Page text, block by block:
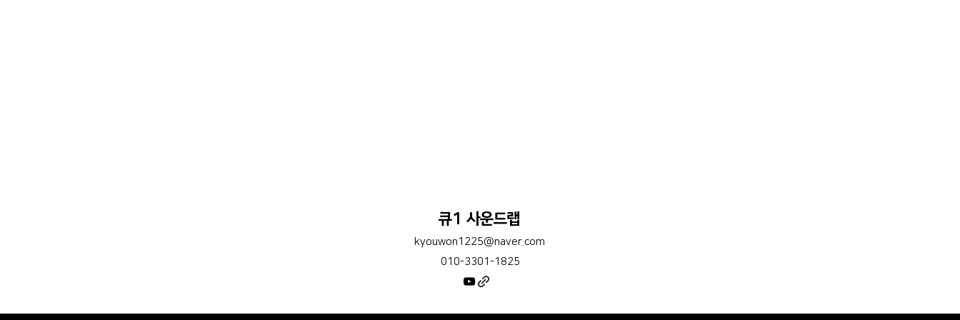
큐1 사운드랩
kyouwon1225@naver.com
010-3301-1825